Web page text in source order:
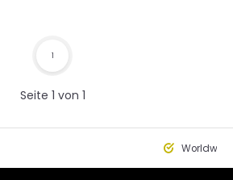
Seite 1 von 1
1